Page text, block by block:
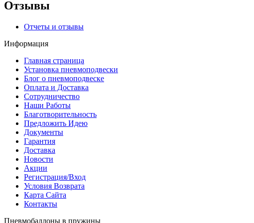
Отзывы
Отчеты и отзывы
Информация
Главная страница
Установка пневмоподвески
Блог о пневмоподвеске
Оплата и Доставка
Сотрудничество
Наши Работы
Благотворительность
Предложить Идею
Документы
Гарантия
Доставка
Новости
Акции
Регистрация/Вход
Условия Возврата
Карта Сайта
Контакты
Пневмобаллоны в пружины